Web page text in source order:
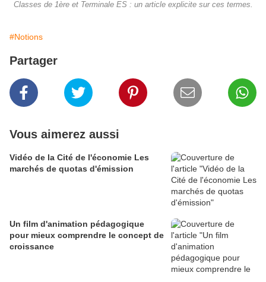
Classes de 1ère et Terminale ES : un article explicite sur ces termes.
#Notions
Partager
Vous aimerez aussi
Vidéo de la Cité de l'économie Les
marchés de quotas d'émission
Un film d'animation pédagogique
pour mieux comprendre le concept de
croissance